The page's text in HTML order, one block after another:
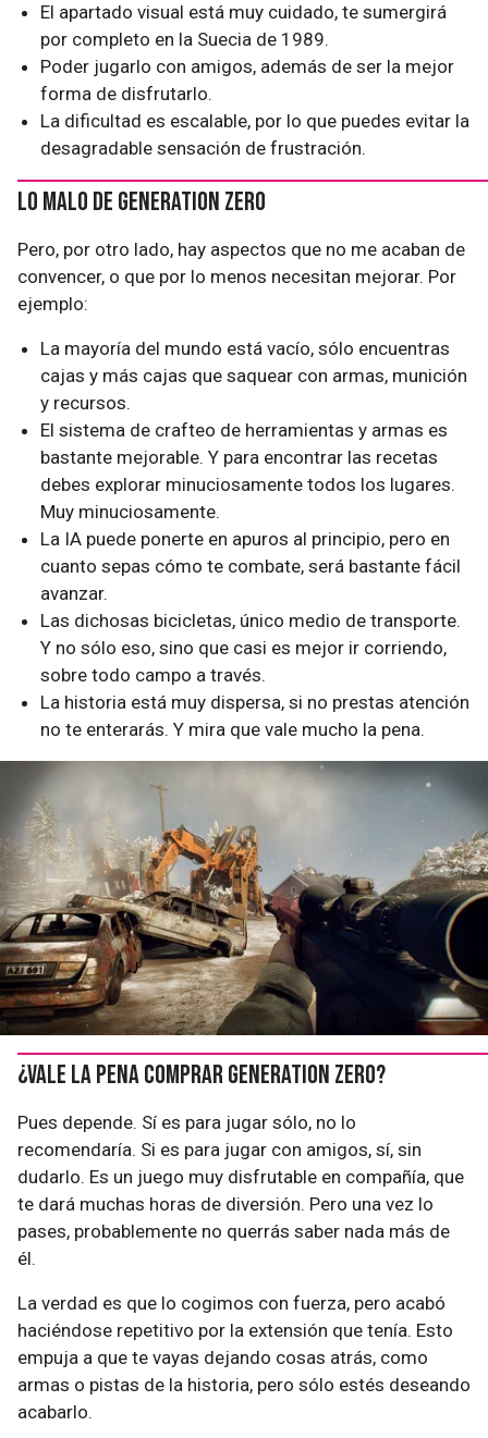
El apartado visual está muy cuidado, te sumergirá
por completo en la Suecia de 1989.
Poder jugarlo con amigos, además de ser la mejor
forma de disfrutarlo.
La dificultad es escalable, por lo que puedes evitar la
desagradable sensación de frustración.
Lo malo de Generation Zero
Pero, por otro lado, hay aspectos que no me acaban de
convencer, o que por lo menos necesitan mejorar. Por
ejemplo:
La mayoría del mundo está vacío, sólo encuentras
cajas y más cajas que saquear con armas, munición
y recursos.
El sistema de crafteo de herramientas y armas es
bastante mejorable. Y para encontrar las recetas
debes explorar minuciosamente todos los lugares.
Muy minuciosamente.
La IA puede ponerte en apuros al principio, pero en
cuanto sepas cómo te combate, será bastante fácil
avanzar.
Las dichosas bicicletas, único medio de transporte.
Y no sólo eso, sino que casi es mejor ir corriendo,
sobre todo campo a través.
La historia está muy dispersa, si no prestas atención
no te enterarás. Y mira que vale mucho la pena.
¿Vale la pena comprar Generation Zero?
Pues depende. Sí es para jugar sólo, no lo
recomendaría. Si es para jugar con amigos, sí, sin
dudarlo. Es un juego muy disfrutable en compañía, que
te dará muchas horas de diversión. Pero una vez lo
pases, probablemente no querrás saber nada más de
él.
La verdad es que lo cogimos con fuerza, pero acabó
haciéndose repetitivo por la extensión que tenía. Esto
empuja a que te vayas dejando cosas atrás, como
armas o pistas de la historia, pero sólo estés deseando
acabarlo.